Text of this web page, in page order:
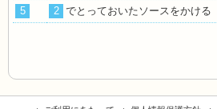
5
2 でとっておいたソースをかける